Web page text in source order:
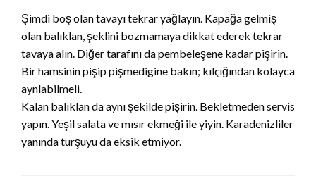
Şimdi boş olan tavayı tekrar yağlayın. Kapağa gelmiş
olan balıklan, şeklini bozmamaya dikkat ederek tekrar
tavaya alın. Diğer tarafını da pembeleşene kadar pişirin.
Bir hamsinin pişip pişmedigine bakın; kılçığından kolayca
aynlabilmeli.
Kalan balıklan da aynı şekilde pişirin. Bekletmeden servis
yapın. Yeşil salata ve mısır ekmeği ile yiyin. Karadenizliler
yanında turşuyu da eksik etmiyor.